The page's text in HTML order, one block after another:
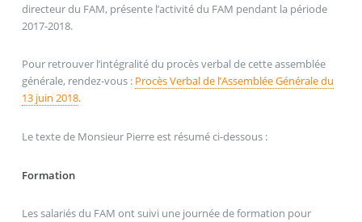
directeur du FAM, présente l’activité du FAM pendant la période
2017-2018.
Pour retrouver l’intégralité du procès verbal de cette assemblée
générale, rendez-vous : Procès Verbal de l’Assemblée Générale du
13 juin 2018.
Le texte de Monsieur Pierre est résumé ci-dessous :
Formation
Les salariés du FAM ont suivi une journée de formation pour